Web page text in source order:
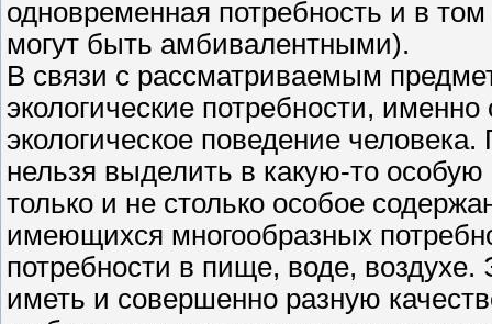
одновременная потребность и в
могут быть амбивалентными).
В связи с рассматриваемым
экологические потребности,
экологическое поведение
нельзя выделить в какую-то особую
только и не столько особое
имеющихся многообразных
потребности в пище, воде, воздухе.
иметь и совершенно разную